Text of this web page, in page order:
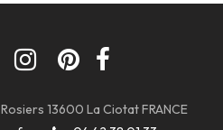
13600 La Ciotat FRANCE